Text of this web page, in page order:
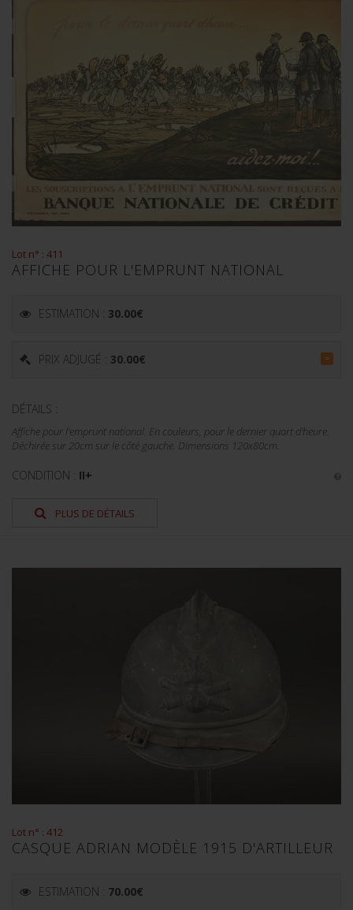
Lot n° : 411
AFFICHE POUR L'EMPRUNT NATIONAL
ESTIMATION : 30.00€
PRIX ADJUGÉ : 30.00€ =
DÉTAILS :
Affiche pour l'emprunt national. En couleurs, pour le dernier quart d'heure.
Déchirée sur 20cm sur le côté gauche. Dimensions 120x80cm.
CONDITION : II+
PLUS DE DÉTAILS
Lot n° : 412
CASQUE ADRIAN MODÈLE 1915 D'ARTILLEUR
ESTIMATION : 70.00€